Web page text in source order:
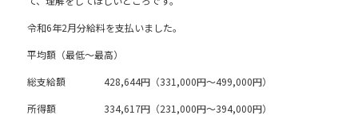
o
k
令和6年2月分給料を支払いました。
平均額（最低～最高）
総支給額 428,644円（331,000円～499,000円）
所得額 334,617円（231,000円～394,000円）